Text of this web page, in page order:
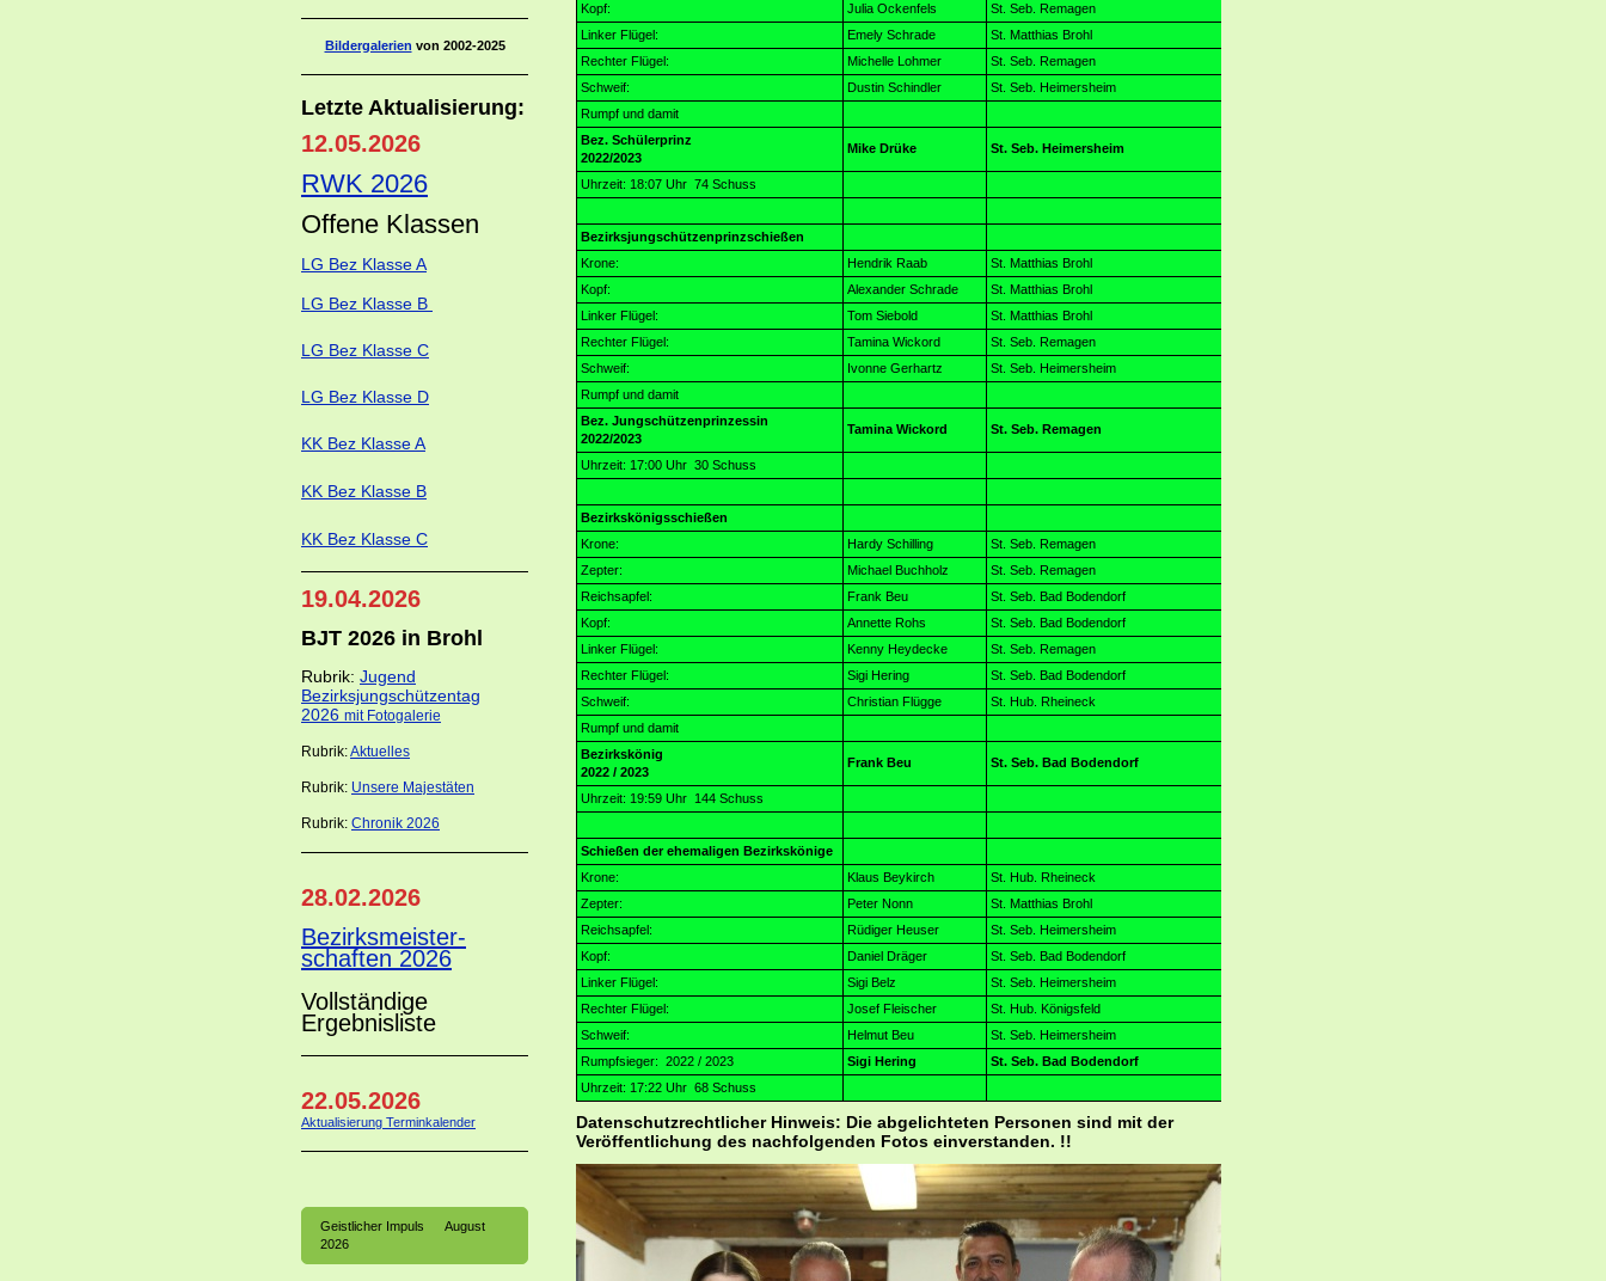
Bildergalerien von 2002-2025
Letzte Aktualisierung:
12.05.2026
RWK 2026
Offene Klassen
LG Bez Klasse A
LG Bez Klasse B
LG Bez Klasse C
LG Bez Klasse D
KK Bez Klasse A
KK Bez Klasse B
KK Bez Klasse C
19.04.2026
BJT 2026 in Brohl
Rubrik: Jugend
Bezirksjungschützentag
2026 mit Fotogalerie
Rubrik:Aktuelles
Rubrik: Unsere Majestäten
Rubrik: Chronik 2026
28.02.2026
Bezirksmeister-
schaften 2026
Vollständige
Ergebnisliste
22.05.2026
Aktualisierung Terminkalender
Geistlicher Impuls August
2026
Kopf:
Julia Ockenfels
St. Seb. Remagen
Linker Flügel:
Emely Schrade
St. Matthias Brohl
Rechter Flügel:
Michelle Lohmer
St. Seb. Remagen
Schweif:
Dustin Schindler
St. Seb. Heimersheim
Rumpf und damit
Bez. Schülerprinz
2022/2023
Mike Drüke St. Seb. Heimersheim
Uhrzeit: 18:07 Uhr 74 Schuss
Bezirksjungschützenprinzschießen
Krone:
Hendrik Raab
St. Matthias Brohl
Kopf:
Alexander Schrade
St. Matthias Brohl
Linker Flügel:
Tom Siebold
St. Matthias Brohl
Rechter Flügel:
Tamina Wickord
St. Seb. Remagen
Schweif:
Ivonne Gerhartz
St. Seb. Heimersheim
Rumpf und damit
Bez. Jungschützenprinzessin
2022/2023
Tamina Wickord St. Seb. Remagen
Uhrzeit: 17:00 Uhr 30 Schuss
Bezirkskönigsschießen
Krone:
Hardy Schilling
St. Seb. Remagen
Zepter:
Michael Buchholz
St. Seb. Remagen
Reichsapfel:
Frank Beu
St. Seb. Bad Bodendorf
Kopf:
Annette Rohs
St. Seb. Bad Bodendorf
Linker Flügel:
Kenny Heydecke
St. Seb. Remagen
Rechter Flügel:
Sigi Hering
St. Seb. Bad Bodendorf
Schweif:
Christian Flügge
St. Hub. Rheineck
Rumpf und damit
Bezirkskönig
2022 / 2023
Frank Beu St. Seb. Bad Bodendorf
Uhrzeit: 19:59 Uhr 144 Schuss
Schießen der ehemaligen Bezirkskönige
Krone:
Klaus Beykirch
St. Hub. Rheineck
Zepter:
Peter Nonn
St. Matthias Brohl
Reichsapfel:
Rüdiger Heuser
St. Seb. Heimersheim
Kopf:
Daniel Dräger
St. Seb. Bad Bodendorf
Linker Flügel:
Sigi Belz
St. Seb. Heimersheim
Rechter Flügel:
Josef Fleischer
St. Hub. Königsfeld
Schweif:
Helmut Beu
St. Seb. Heimersheim
Rumpfsieger: 2022 / 2023
Sigi Hering
St. Seb. Bad Bodendorf
Uhrzeit: 17:22 Uhr 68 Schuss
Datenschutzrechtlicher Hinweis: Die abgelichteten Personen sind mit der
Veröffentlichung des nachfolgenden Fotos einverstanden. !!